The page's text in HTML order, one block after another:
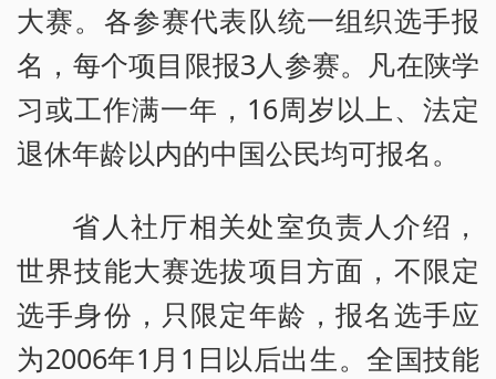
大赛。各参赛代表队统一组织选手报
名，每个项目限报3人参赛。凡在陕学
习或工作满一年，16周岁以上、法定
退休年龄以内的中国公民均可报名。
省人社厅相关处室负责人介绍，
世界技能大赛选拔项目方面，不限定
选手身份，只限定年龄，报名选手应
为2006年1月1日以后出生。全国技能